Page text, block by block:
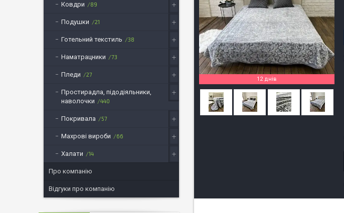
12 днів
Ковдри 89
Подушки 21
Готельний текстиль 38
Наматрацники 73
Пледи 27
Простирадла, підодіяльники,
наволочки
440
Покривала 57
Махрові вироби 66
Халати 14
Про компанію
Відгуки про компанію